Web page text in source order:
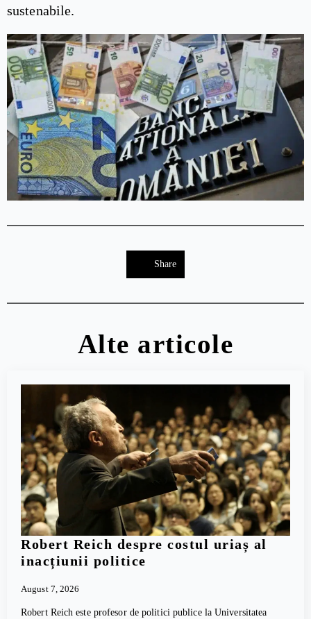
sustenabile.
Share
Alte articole
Robert Reich despre costul uriaș al
inacțiunii politice
August 7, 2026
Robert Reich este profesor de politici publice la Universitatea